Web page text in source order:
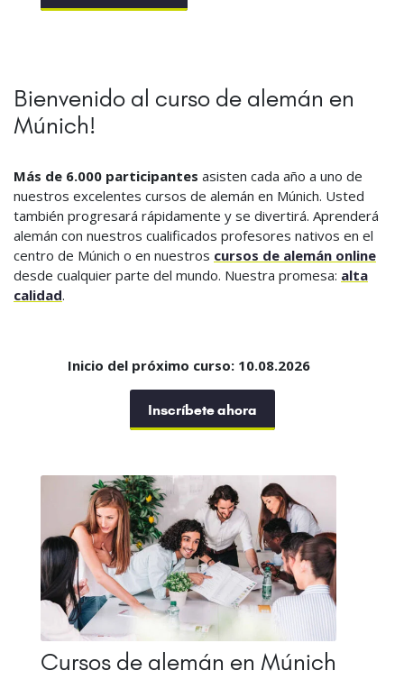
Bienvenido al curso de alemán en
Múnich!
Más de 6.000 participantes asisten cada año a uno de
nuestros excelentes cursos de alemán en Múnich. Usted
también progresará rápidamente y se divertirá. Aprenderá
alemán con nuestros cualificados profesores nativos en el
centro de Múnich o en nuestros cursos de alemán online
desde cualquier parte del mundo. Nuestra promesa: alta
calidad.
Inicio del próximo curso: 10.08.2026
Inscríbete ahora
Cursos de alemán en Múnich